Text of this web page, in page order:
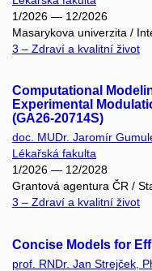
1/2026 — 12/2026
Masarykova univerzita /
3 – Zdraví a kvalitní život
Computational
Experimental
(GA26-20714S)
doc. MUDr. Jaromír
Lékařská fakulta
1/2026 — 12/2028
Grantová agentura ČR /
3 – Zdraví a kvalitní život
Concise Models for
prof. RNDr. Jan Strejček,